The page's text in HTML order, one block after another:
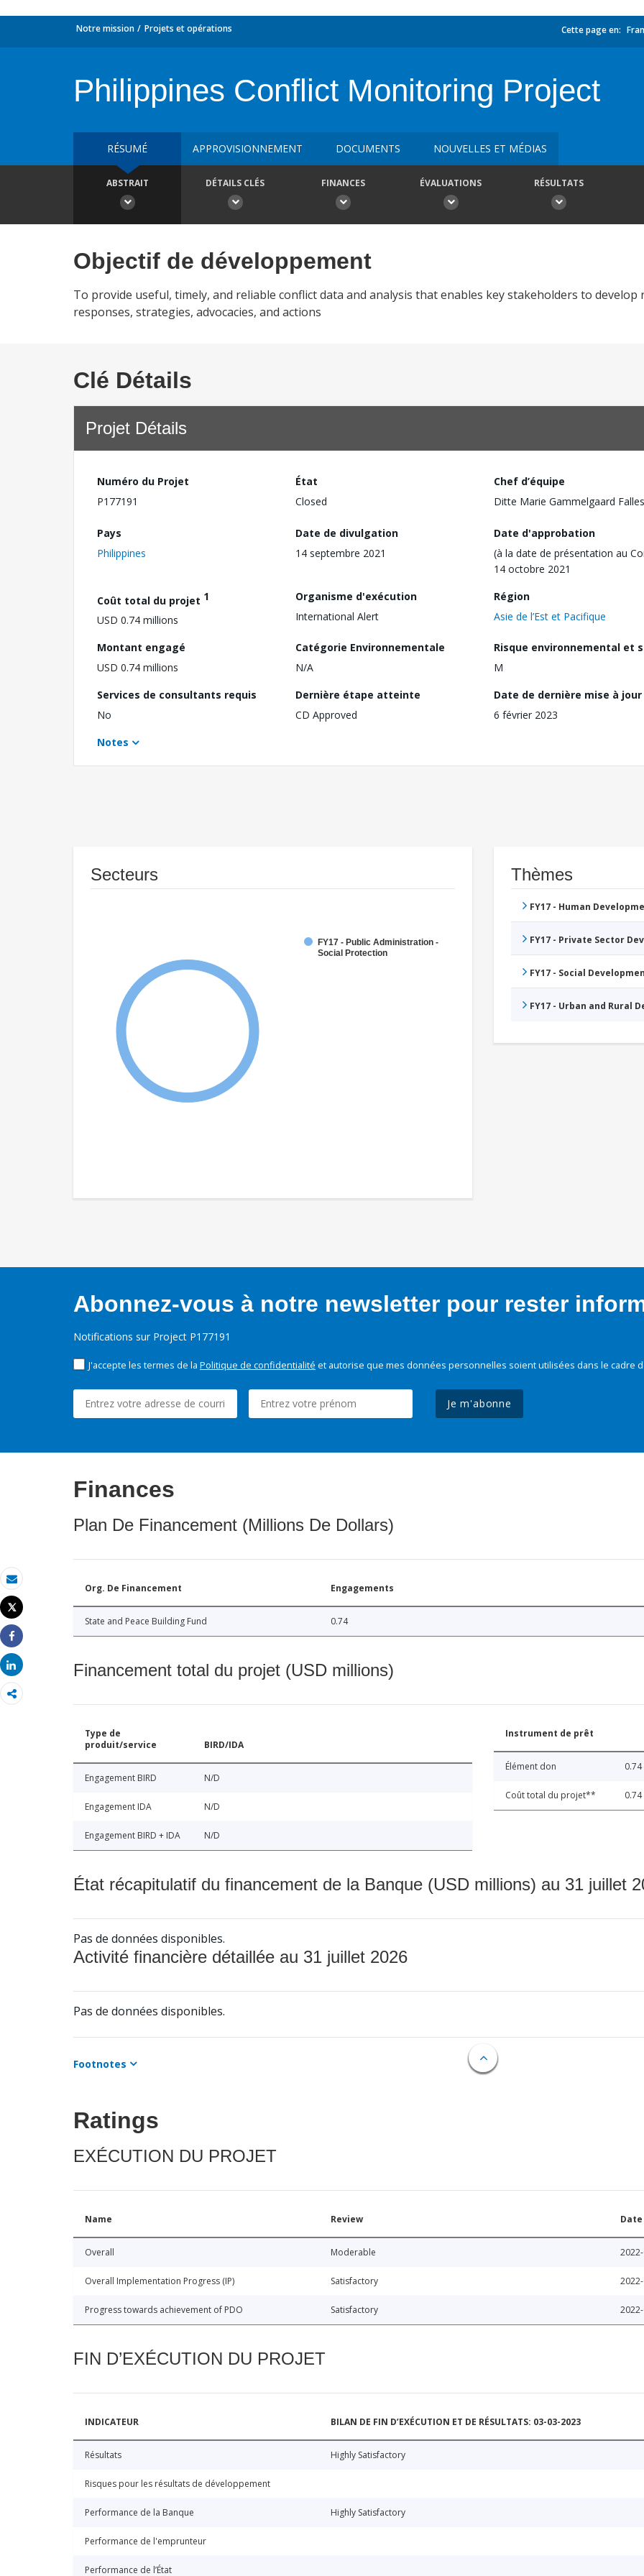
Email
Imprimer
Tweet
Share
Share
Notre mission Projets et opérations Cette page en:
Philippines Conflict Monitoring Project
RÉSUMÉ APPROVISIONNEMENT DOCUMENTS NOUVELLES ET MÉDIAS
ABSTRAIT DÉTAILS CLÉS FINANCES ÉVALUATIONS RÉSULTATS
Objectif de développement
To provide useful, timely, and reliable conflict data and analysis that enables key stakeholders to develop
responses, strategies, advocacies, and actions
Clé Détails
Projet Détails
Numéro du Projet
P177191
État
Closed
Chef d’équipe
Ditte Marie Gammelgaard
Pays
Philippines
Date de divulgation
14 septembre 2021
Date d'approbation
(à la date de présentation au
14 octobre 2021
Coût total du projet 1
USD 0.74 millions
Organisme d'exécution
International Alert
Région
Asie de l’Est et Pacifique
Montant engagé
USD 0.74 millions
Catégorie Environnementale
N/A
Risque environnemental et
M
Services de consultants requis
No
Dernière étape atteinte
CD Approved
Date de dernière mise à jour
6 février 2023
Notes
Secteurs
FY17 - Public Administration -
Social Protection
Thèmes
FY17 - Human
FY17 - Private Sector
FY17 - Social
FY17 - Urban and Rural
Abonnez-vous à notre newsletter pour rester
Notifications sur Project P177191
J'accepte les termes de la Politique de confidentialité et autorise que mes données personnelles soient utilisées dans le cadre
Je m'abonne
Finances
Plan De Financement (Millions De Dollars)
Org. De Financement Engagements
State and Peace Building Fund 0.74
Financement total du projet (USD millions)
Type de
produit/service
BIRD/IDA
Engagement BIRD N/D
Engagement IDA N/D
Engagement BIRD + IDA N/D
Instrument de prêt
Élément don 0.74
Coût total du projet** 0.74
État récapitulatif du financement de la Banque (USD millions) au 31 juillet
Pas de données disponibles.
Activité financière détaillée au 31 juillet 2026
Pas de données disponibles.
Footnotes
Ratings
EXÉCUTION DU PROJET
Name Review Date
Overall Moderable
Overall Implementation Progress (IP) Satisfactory
Progress towards achievement of PDO Satisfactory
FIN D’EXÉCUTION DU PROJET
INDICATEUR BILAN DE FIN D’EXÉCUTION ET DE RÉSULTATS: 03-03-2023
Résultats Highly Satisfactory
Risques pour les résultats de développement
Performance de la Banque Highly Satisfactory
Performance de l'emprunteur
Performance de l’État